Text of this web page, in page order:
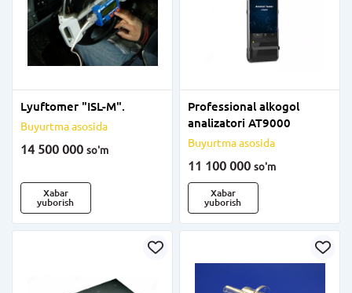
Lyuftomer "ISL-M".
Buyurtma asosida
14 500 000 so'm
Xabar
yuborish
Professional alkogol
analizatori AT9000
Buyurtma asosida
11 100 000 so'm
Xabar
yuborish